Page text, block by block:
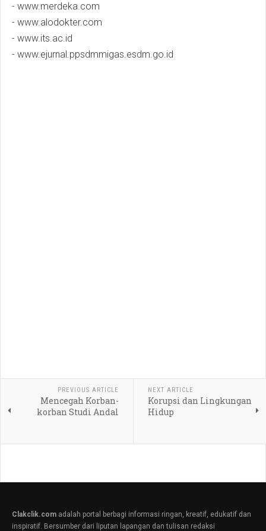
- www.merdeka.com
- www.alodokter.com
- www.its.ac.id
- www.ejurnal.ppsdmmigas.esdm.go.id
PREVIOUS ARTICLE
Mencegah Korban-
korban Studi Andal
NEXT ARTICLE
Korupsi dan Lingkungan
Hidup
Clakclik.com adalah portal berbagi informasi ringan, kreatif, edukatif dan
inspiratif. Bersumber dari liputan lapangan dan tulisan redaksi